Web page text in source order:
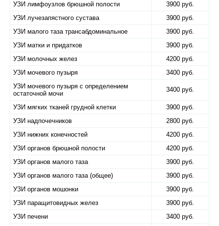
УЗИ лимфоузлов брюшной полости
3900 руб.
УЗИ лучезапястного сустава
3900 руб.
УЗИ малого таза трансабдоминальное
3900 руб.
УЗИ матки и придатков
3900 руб.
УЗИ молочных желез
4200 руб.
УЗИ мочевого пузыря
3400 руб.
УЗИ мочевого пузыря с определением
остаточной мочи
3400 руб.
УЗИ мягких тканей грудной клетки
3900 руб.
УЗИ надпочечников
2800 руб.
УЗИ нижних конечностей
4200 руб.
УЗИ органов брюшной полости
4200 руб.
УЗИ органов малого таза
3900 руб.
УЗИ органов малого таза (общее)
3900 руб.
УЗИ органов мошонки
3900 руб.
УЗИ паращитовидных желез
3900 руб.
УЗИ печени
3400 руб.